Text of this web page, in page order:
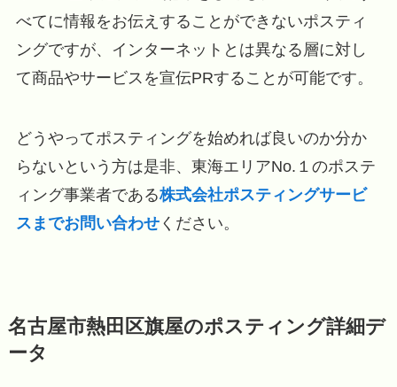
べてに情報をお伝えすることができないポスティ
ングですが、インターネットとは異なる層に対し
て商品やサービスを宣伝PRすることが可能です。
どうやってポスティングを始めれば良いのか分か
らないという方は是非、東海エリアNo.１のポステ
ィング事業者である株式会社ポスティングサービ
スまでお問い合わせください。
名古屋市熱田区旗屋のポスティング詳細デ
ータ